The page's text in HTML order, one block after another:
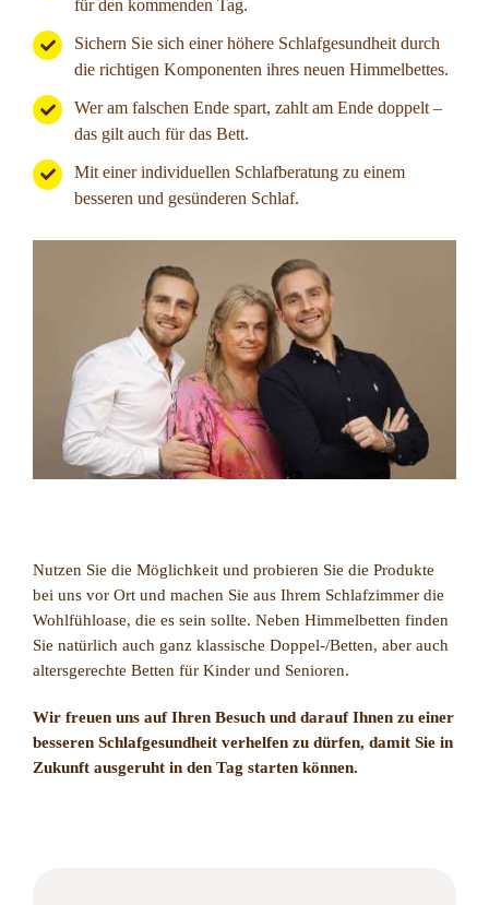
für den kommenden Tag.
Sichern Sie sich einer höhere Schlafgesundheit durch
die richtigen Komponenten ihres neuen Himmelbettes.
Wer am falschen Ende spart, zahlt am Ende doppelt –
das gilt auch für das Bett.
Mit einer individuellen Schlafberatung zu einem
besseren und gesünderen Schlaf.
Nutzen Sie die Möglichkeit und probieren Sie die Produkte
bei uns vor Ort und machen Sie aus Ihrem Schlafzimmer die
Wohlfühloase, die es sein sollte. Neben Himmelbetten finden
Sie natürlich auch ganz klassische Doppel-/Betten, aber auch
altersgerechte Betten für Kinder und Senioren.
Wir freuen uns auf Ihren Besuch und darauf Ihnen zu einer
besseren Schlafgesundheit verhelfen zu dürfen, damit Sie in
Zukunft ausgeruht in den Tag starten können.